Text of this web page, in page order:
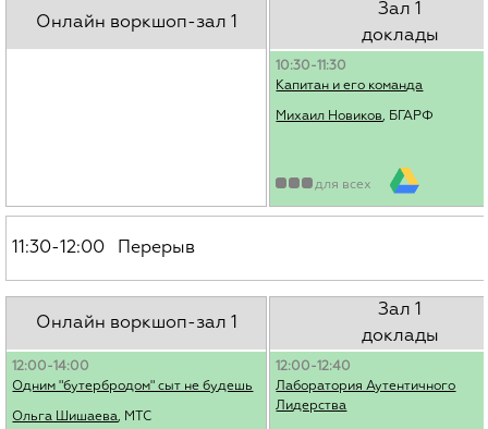
Онлайн воркшоп-зал 1
Зал 1
доклады
10:30-11:30
Капитан и его команда
Михаил Новиков, БГАРФ
для всех
11:30-12:00 Перерыв
Онлайн воркшоп-зал 1
12:00-14:00
Одним "бутербродом" сыт не будешь
Ольга Шишаева, МТС
Зал 1
доклады
12:00-12:40
Лаборатория Аутентичного
Лидерства